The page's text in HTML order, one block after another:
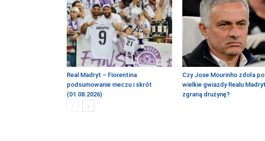
Real Madryt – Fiorentina
podsumowanie meczu i skrót
(01.08.2026)
Czy Jose Mourinho zdoła
wielkie gwiazdy Realu
zgraną drużynę?